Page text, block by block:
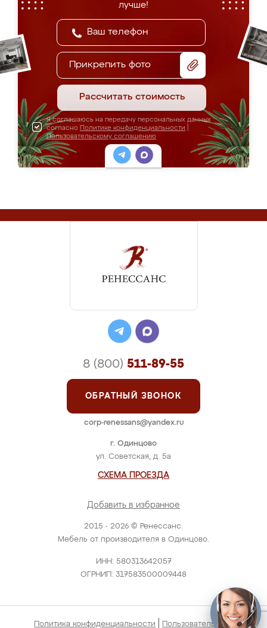
лучше!
Прикрепить фото
Рассчитать стоимость
Я соглашаюсь на передачу персональных данных
согласно Политике конфиденциальности
Пользовательскому соглашению
2015 - 2026 © Ренессанс.
Мебель от производителя в Одинцово.
ИНН: 580313642057
ОГРНИП: 317583500009448
г. Одинцово
ул. Советская, д. 5а
СХЕМА ПРОЕЗДА
Добавить в избранное
8 (800) 511-89-55
ОБРАТНЫЙ ЗВОНОК
corp-renessans@yandex.ru
Политика конфиденциальности Пользовательское